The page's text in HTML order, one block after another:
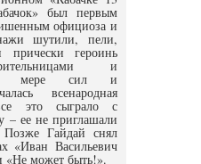
был первым
официоза и
шутили, пели,
героинь
и
по мере сил и
всенародная
это сыграло с
– ее не приглашали
Гайдай снял
«Иван Васильевич
«Не может быть!».